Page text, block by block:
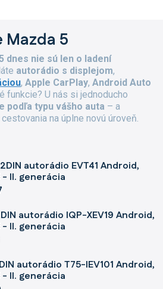
5
dnes nie sú len o ladení
autorádio s displejom,
, Apple CarPlay, Android Auto
funkcie? U nás si jednoducho
podľa typu vášho auta – a
na úplne novú úroveň.
autorádio EVT41 Android,
- II. generácia
autorádio IQP-XEV19 Android,
- II. generácia
autorádio T75-IEV101 Android,
- II. generácia